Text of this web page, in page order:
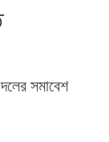
সমাবেশ